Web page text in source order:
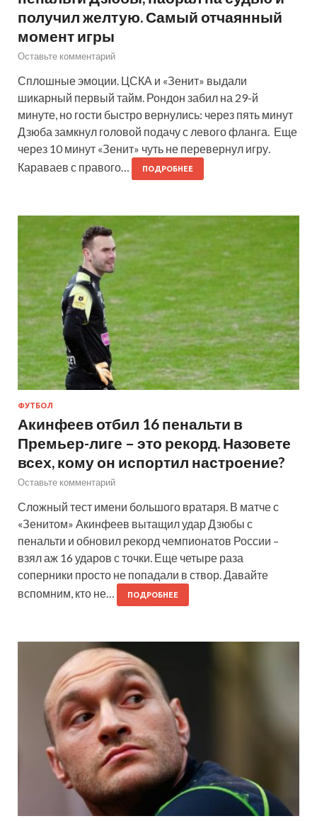
получил желтую. Самый отчаянный
момент игры
Оставьте комментарий
Сплошные эмоции. ЦСКА и «Зенит» выдали
шикарный первый тайм. Рондон забил на 29-й
минуте, но гости быстро вернулись: через пять минут
Дзюба замкнул головой подачу с левого фланга. Еще
через 10 минут «Зенит» чуть не перевернул игру.
Караваев с правого…
ПОДРОБНЕЕ
ФУТБОЛ
Акинфеев отбил 16 пенальти в
Премьер-лиге – это рекорд. Назовете
всех, кому он испортил настроение?
Оставьте комментарий
Сложный тест имени большого вратаря. В матче с
«Зенитом» Акинфеев вытащил удар Дзюбы с
пенальти и обновил рекорд чемпионатов России –
взял аж 16 ударов с точки. Еще четыре раза
соперники просто не попадали в створ. Давайте
вспомним, кто не…
ПОДРОБНЕЕ